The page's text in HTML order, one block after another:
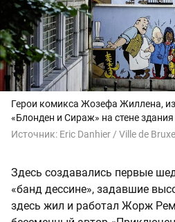
Герои комикса Жозефа Жиллена,
«Блонден и Сираж» на стене
Источник: Eric Danhier / Ville de
Здесь создавались первые
«банд дессине», задавшие
здесь жил и работал Жорж